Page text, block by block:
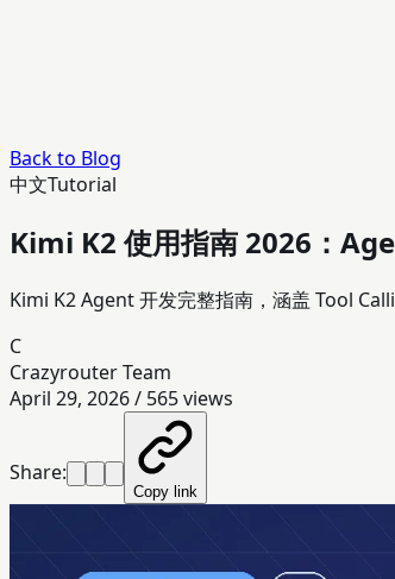
Back to Blog
中文Tutorial
Kimi K2 使用指南 2026：
Kimi K2 Agent 开发完整指南，涵盖 Tool
C
Crazyrouter Team
April 29, 2026/ 565views
Share:
Copy link